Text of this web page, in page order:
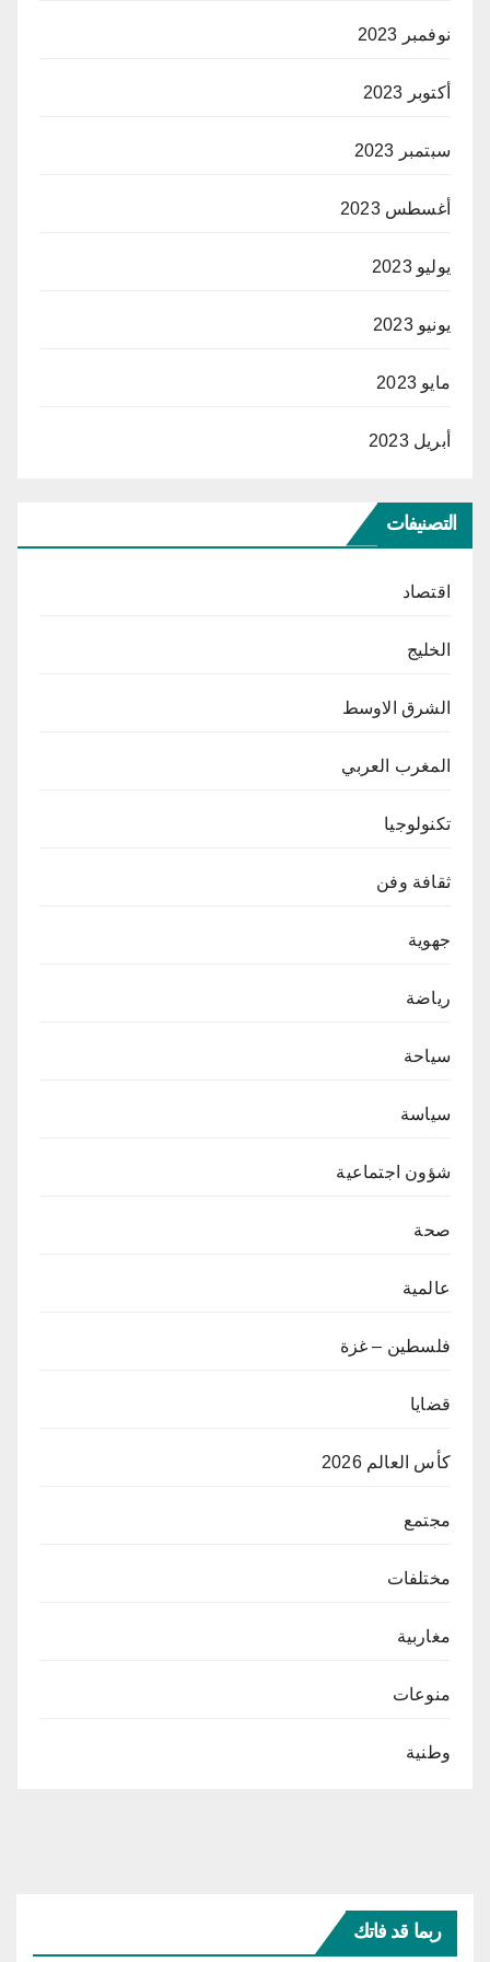
نوفمبر 2023
أكتوبر 2023
سبتمبر 2023
أغسطس 2023
يوليو 2023
يونيو 2023
مايو 2023
أبريل 2023
التصنيفات
اقتصاد
الخليج
الشرق الاوسط
المغرب العربي
تكنولوجيا
ثقافة وفن
جهوية
رياضة
سياحة
سياسة
شؤون اجتماعية
صحة
عالمية
فلسطين – غزة
قضايا
كأس العالم 2026
مجتمع
مختلفات
مغاربية
منوعات
وطنية
ربما قد فاتك